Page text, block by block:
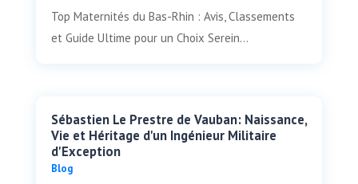
Top Maternités du Bas-Rhin : Avis, Classements
et Guide Ultime pour un Choix Serein...
Sébastien Le Prestre de Vauban: Naissance,
Vie et Héritage d'un Ingénieur Militaire
d'Exception
Blog